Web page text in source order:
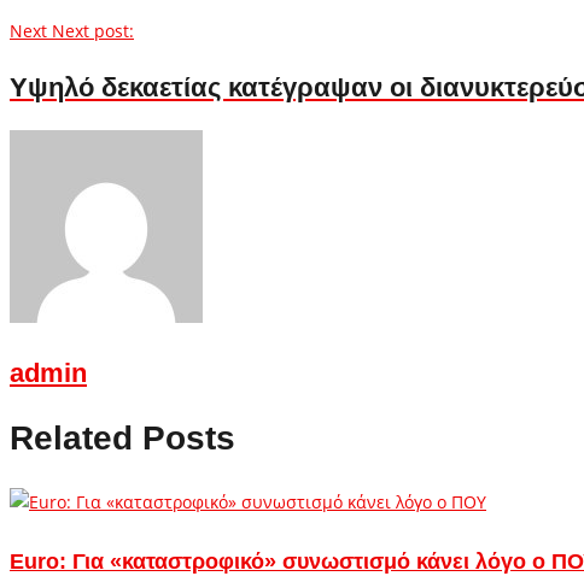
Next Next post:
Yψηλό δεκαετίας κατέγραψαν οι
admin
Related Posts
Euro: Για «καταστροφικό» συνωστισμό κάνει λόγο ο